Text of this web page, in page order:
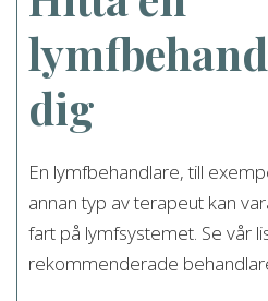
dig
En lymfbehandlare, till
annan typ av terapeut kan
fart på lymfsystemet. Se vår
rekommenderade